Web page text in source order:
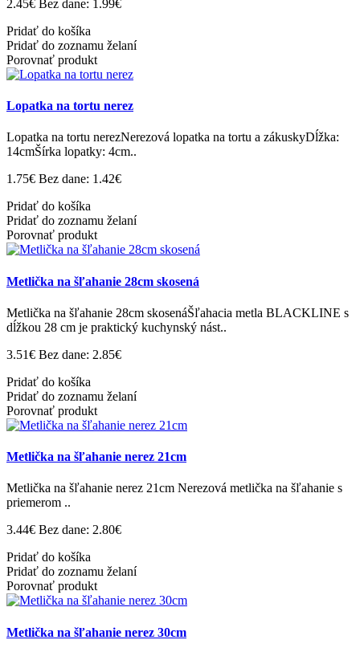
2.45€ Bez dane: 1.99€
Pridať do košíka
Pridať do zoznamu želaní
Porovnať produkt
Lopatka na tortu nerez
Lopatka na tortu nerezNerezová lopatka na tortu a zákuskyDĺžka:
14cmŠírka lopatky: 4cm..
1.75€ Bez dane: 1.42€
Pridať do košíka
Pridať do zoznamu želaní
Porovnať produkt
Metlička na šľahanie 28cm skosená
Metlička na šľahanie 28cm skosenáŠľahacia metla BLACKLINE s
dĺžkou 28 cm je praktický kuchynský nást..
3.51€ Bez dane: 2.85€
Pridať do košíka
Pridať do zoznamu želaní
Porovnať produkt
Metlička na šľahanie nerez 21cm
Metlička na šľahanie nerez 21cm Nerezová metlička na šľahanie s
priemerom ..
3.44€ Bez dane: 2.80€
Pridať do košíka
Pridať do zoznamu želaní
Porovnať produkt
Metlička na šľahanie nerez 30cm